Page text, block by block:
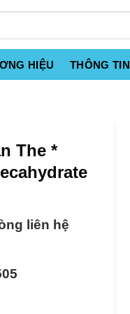
HIỆU THÔNG TIN
The *
liên hệ